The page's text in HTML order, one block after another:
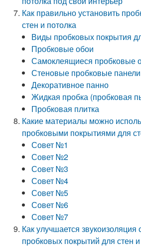
Как правильно установить
стен и потолка
Виды пробковых покрытия
Пробковые обои
Самоклеящиеся пробковые
Стеновые пробковые панели
Декоративное панно
Жидкая пробка (пробковая
Пробковая плитка
Какие материалы можно
пробковыми покрытиями для
Совет №1
Совет №2
Совет №3
Совет №4
Совет №5
Совет №6
Совет №7
Как улучшается
пробковых покрытий для стен